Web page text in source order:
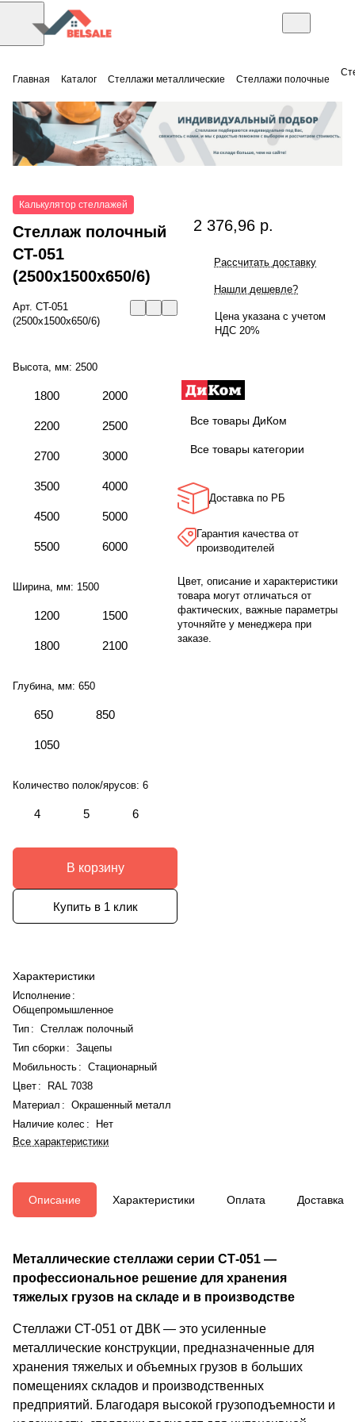
Главная Каталог Стеллажи металлические Стеллажи полочные
Калькулятор стеллажей
Стеллаж полочный
СT-051
(2500x1500x650/6)
Арт. СT-051
(2500x1500x650/6)
Высота, мм: 2500
1800 2000
2200 2500
2700 3000
3500 4000
4500 5000
5500 6000
Ширина, мм: 1500
1200 1500
1800 2100
Глубина, мм: 650
650 850
1050
Количество полок/ярусов: 6
4 5 6
В корзину
Купить в 1 клик
Характеристики
Исполнение :
Общепромышленное
Тип : Стеллаж полочный
Тип сборки: Зацепы
Мобильность : Стационарный
Цвет :
RAL 7038
Материал : Окрашенный металл
Наличие колес :
Нет
Все характеристики
2 376,96 р.
Рассчитать доставку
Нашли дешевле?
Цена указана с учетом
НДС 20%
Все товары ДиКом
Все товары категории
Доставка по РБ
Гарантия качества от
производителей
Цвет, описание и характеристики
товара могут отличаться от
фактических, важные параметры
уточняйте у менеджера при
заказе.
Описание Характеристики Оплата Доставка
Металлические стеллажи серии СТ-051 —
профессиональное решение для хранения
тяжелых грузов на складе и в производстве
Стеллажи СТ-051 от ДВК — это усиленные
металлические конструкции, предназначенные для
хранения тяжелых и объемных грузов в больших
помещениях складов и производственных
предприятий. Благодаря высокой грузоподъемности и